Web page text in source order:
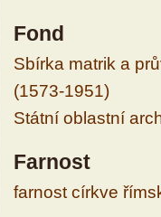
Fond
Sbírka matrik a
(1573-1951)
Státní oblastní
Farnost
farnost církve